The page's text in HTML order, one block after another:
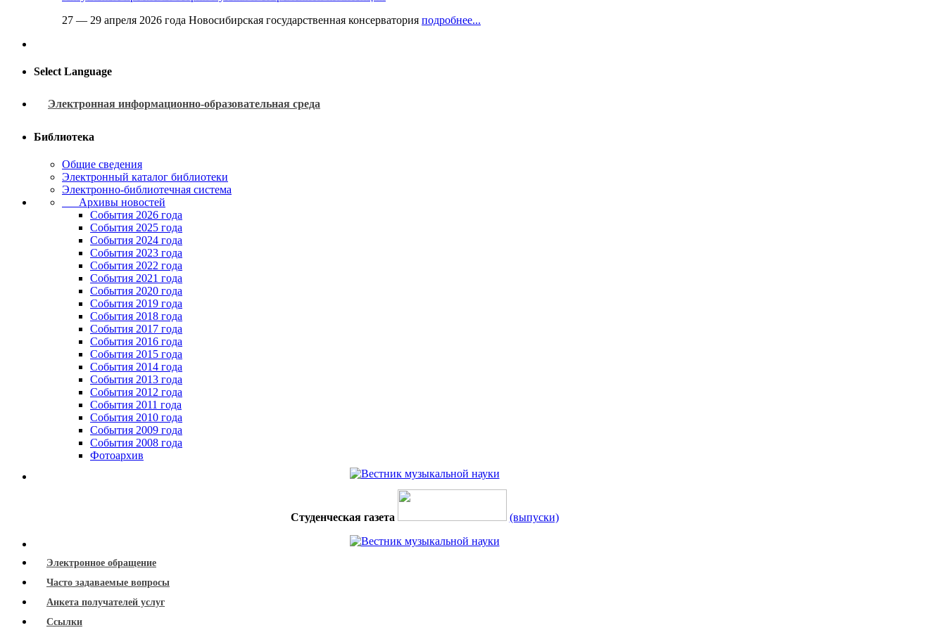
27 — 29 апреля 2026 года Новосибирская государственная консерватория подробнее...
Select Language
Электронная информационно-образовательная среда
Библиотека
Общие сведения
Электронный каталог библиотеки
Электронно-библиотечная система
Архивы новостей
Cобытия 2026 года
События 2025 года
События 2024 года
События 2023 года
Cобытия 2022 года
Cобытия 2021 года
События 2020 года
События 2019 года
События 2018 года
События 2017 года
События 2016 года
События 2015 года
События 2014 года
События 2013 года
События 2012 года
События 2011 года
События 2010 года
События 2009 года
События 2008 года
Фотоархив
Студенческая газета (выпуски)
Электронное обращение
Часто задаваемые вопросы
Анкета получателей услуг
Ссылки